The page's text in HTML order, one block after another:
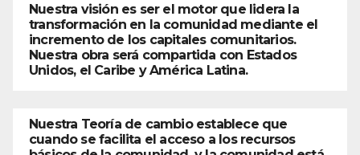
Nuestra visión es ser el motor que lidera la
transformación en la comunidad mediante el
incremento de los capitales comunitarios.
Nuestra obra será compartida con Estados
Unidos, el Caribe y América Latina.
Nuestra Teoría de cambio establece que
cuando se facilita el acceso a los recursos